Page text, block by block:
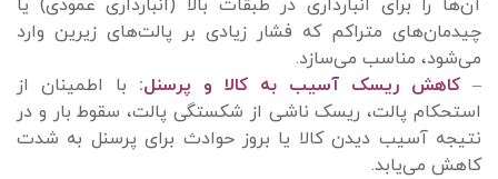
آن‌ها را برای انبارداری در طبقات بالا (انبارداری عمودی) یا
چیدمان‌های متراکم که فشار زیادی بر پالت‌های زیرین وارد
می‌شود، مناسب می‌سازد.
– کاهش ریسک آسیب به کالا و پرسنل: با اطمینان از
استحکام پالت، ریسک ناشی از شکستگی پالت، سقوط بار و در
نتیجه آسیب دیدن کالا یا بروز حوادث برای پرسنل به شدت
کاهش می‌یابد.